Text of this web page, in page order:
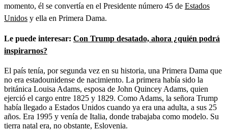
momento, él se convertía en el Presidente número 45 de Estados
Unidos y ella en Primera Dama.
Le puede interesar: Con Trump desatado, ahora ¿quién podrá
inspirarnos?
El país tenía, por segunda vez en su historia, una Primera Dama que
no era estadounidense de nacimiento. La primera había sido la
británica Louisa Adams, esposa de John Quincey Adams, quien
ejerció el cargo entre 1825 y 1829. Como Adams, la señora Trump
había llegado a Estados Unidos cuando ya era una adulta, a sus 25
años. Era 1995 y venía de Italia, donde trabajaba como modelo. Su
tierra natal era, no obstante, Eslovenia.